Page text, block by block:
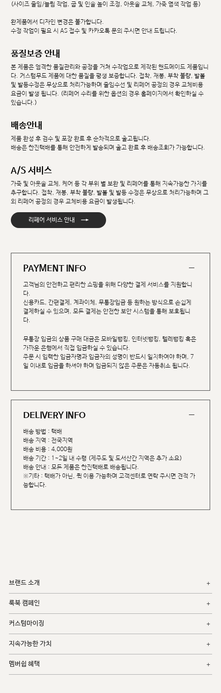
(사이즈 줄임/늘림 작업, 굽 및 인솔 높이 조정, 아웃솔 교체, 가죽 염색 작업 등)
완제품에서 디자인 변경은 불가합니다.
수정 작업이 필요 시 AS 접수 및 카카오톡 문의 주시면 안내 드립니다.
품질보증 안내
본 제품은 엄격한 품질관리와 공정을 거쳐 수작업으로 제작된 핸드메이드 제품입니
다. 커스텀무드 제품에 대한 품질을 평생 보증합니다. 접착, 재봉, 부착 불량, 발볼
및 발등수정은 무상으로 처리가능하며 줄임수선 및 리페어 공정의 경우 교체비용
요금이 발생 됩니다. (리페어 수리를 위한 옵션의 경우 홈페이지에서 확인하실 수
있습니다.)
배송안내
제품 완성 후 검수 및 포장 완료 후 순차적으로 출고됩니다.
배송은 한진택배를 통해 안전하게 발송되며 출고 완료 후 배송조회가 가능합니다.
A/S 서비스
가죽 및 아웃솔 교체, 케어 등 각 부위 별 보완 및 리페어를 통해 지속가능한 가치를
추구합니다. 접착, 재봉, 부착 불량, 발볼 및 발등 수정은 무상으로 처리가능하며 그
외 리페어 공정의 경우 교체비용 요금이 발생됩니다.
리페어 서비스 안내 →
PAYMENT INFO
고객님의 안전하고 편리한 쇼핑을 위해 다양한 결제 서비스를 지원합니
다.
신용카드, 간편결제, 계좌이체, 무통장입금 등 원하는 방식으로 손쉽게
결제하실 수 있으며, 모든 결제는 안전한 보안 시스템을 통해 보호됩니
다.
무통장 입금의 상품 구매 대금은 모바일뱅킹, 인터넷뱅킹, 텔레뱅킹 혹은
가까운 은행에서 직접 입금하실 수 있습니다.
주문 시 입력한 입금자명과 입금자의 성명이 반드시 일치하여야 하며, 7
일 이내로 입금을 하셔야 하며 입금되지 않은 주문은 자동취소 됩니다.
DELIVERY INFO
배송 방법 : 택배
배송 지역 : 전국지역
배송 비용 : 4,000원
배송 기간 : 1~2일 내 수령 (제주도 및 도서산간 지역은 추가 소요)
배송 안내 : 모든 제품은 한진택배로 배송됩니다.
※기타 : 택배가 아닌, 퀵 이용 가능하며 고객센터로 연락 주시면 견적 가
능합니다.
브랜드 소개
룩북 캠페인
커스텀마이징
지속가능한 가치
멤버쉽 혜택